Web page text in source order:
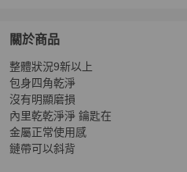
關於商品
關於Dior addict 黑色鏈包
整體狀況9新以上
包身四角乾淨
沒有明顯磨損
內里乾乾淨淨 鑰匙在
金屬正常使用感
鏈帶可以斜背